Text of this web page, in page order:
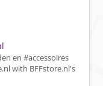
en #accessoires
with BFFstore.nl's